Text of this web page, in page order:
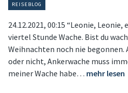
REISEBLOG
24.12.2021, 00:15 “Leonie,
viertel Stunde Wache. Bist du
Weihnachten noch nie begonnen.
oder nicht, Ankerwache muss
meiner Wache habe… mehr lesen